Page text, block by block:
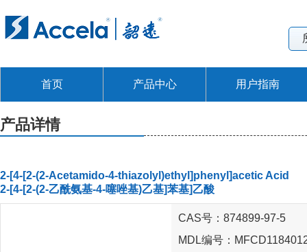
首页 产品中心 用户指南
产品详情
2-[4-[2-(2-Acetamido-4-thiazolyl)ethyl]phenyl]acetic Acid
2-[4-[2-(2-乙酰氨基-4-噻唑基)乙基]苯基]乙酸
CAS号：874899-97-5
MDL编号：